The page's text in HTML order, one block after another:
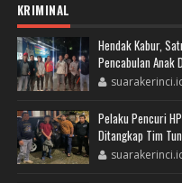
KRIMINAL
Hendak Kabur,
Pencabulan Anak
Pelaku Pencuri
Ditangkap Tim